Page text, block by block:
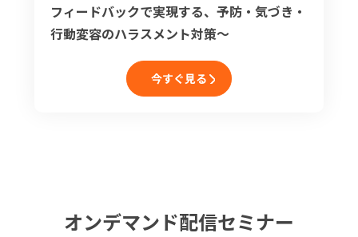
フィードバックで実現する、予防・気づき・
行動変容のハラスメント対策～
今すぐ見る
オンデマンド配信セミナー